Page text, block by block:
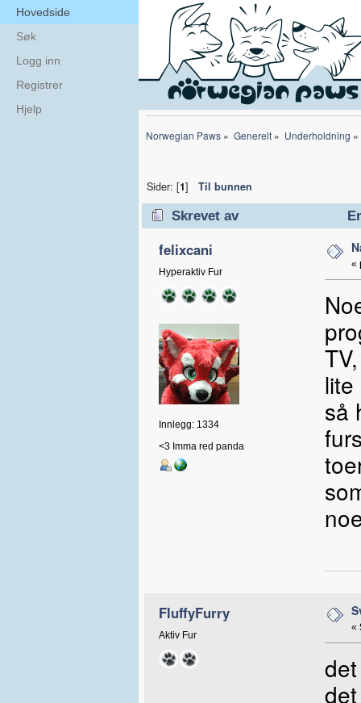
Hovedside
Søk
Logg inn
Registrer
Hjelp
Norwegian Paws » Generelt» Underholdning »
Sider: [1] Til bunnen
Skrevet av
felixcani
Hyperaktiv Fur
Innlegg: 1334
<3 Imma red panda
«
så
FluffyFurry
Aktiv Fur
«